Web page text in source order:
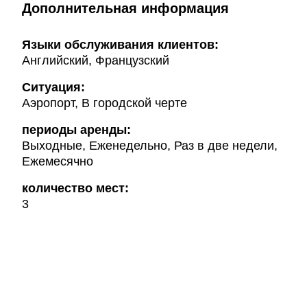
Дополнительная информация
Языки обслуживания клиентов:
Английский, Французский
Ситуация:
Аэропорт, В городской черте
периоды аренды:
Выходные, Еженедельно, Раз в две недели,
Ежемесячно
количество мест:
3